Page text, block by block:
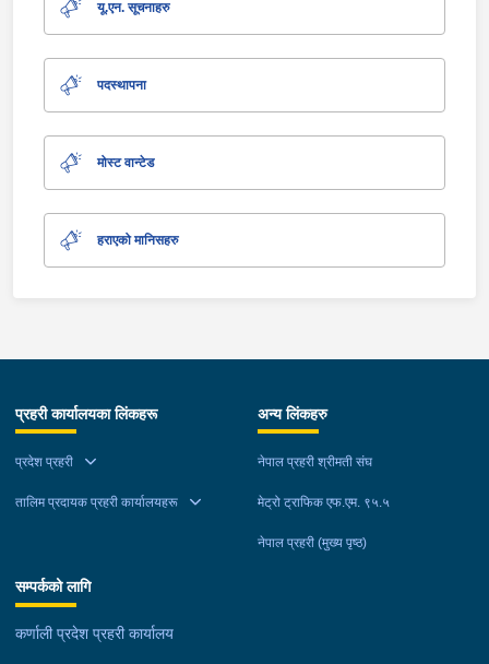
यू.एन. सूचनाहरु
पदस्थापना
मोस्ट वान्टेड
हराएको मानिसहरु
प्रहरी कार्यालयका लिंकहरू
प्रदेश प्रहरी
तालिम प्रदायक प्रहरी कार्यालयहरू
अन्य लिंकहरु
नेपाल प्रहरी श्रीमती संघ
मेट्रो ट्राफिक एफ.एम. ९५.५
नेपाल प्रहरी (मुख्य पृष्ठ)
सम्पर्कको लागि
कर्णाली प्रदेश प्रहरी कार्यालय